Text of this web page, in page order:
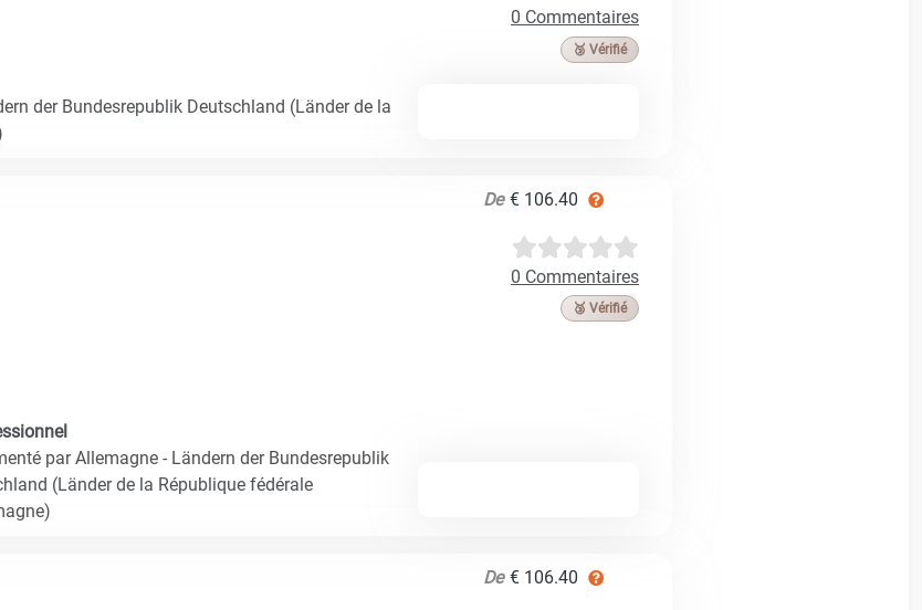
0 Commentaires
🥉 Vérifié
der Bundesrepublik Deutschland (Länder de la
De € 106.40
0 Commentaires
🥉 Vérifié
par Allemagne - Ländern der Bundesrepublik
(Länder de la République fédérale
De € 106.40